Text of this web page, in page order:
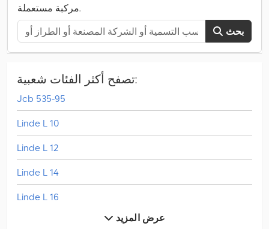
مركبة مستعملة.
بحث
تصفح أكثر الفئات شعبية:
Jcb 535-95
Linde L 10
Linde L 12
Linde L 14
Linde L 16
Mercedes-Benz Actros عرض المزيد